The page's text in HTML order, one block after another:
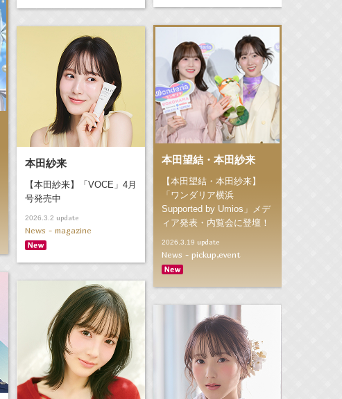
本田望結・本田紗来
【本田望結・本田紗来】
「ワンダリア横浜
Supported by Umios」メデ
ィア発表・内覧会に登壇！
2026.3.19 update
News - pickup,event
本田紗来
【本田紗来】「VOCE」4月
号発売中
2026.3.2 update
News - magazine